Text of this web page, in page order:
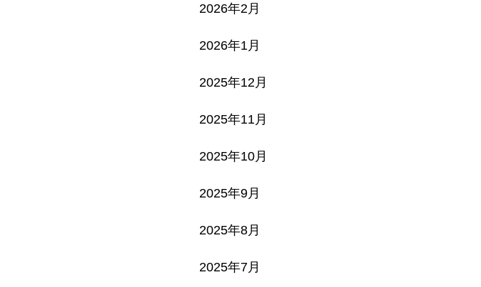
2026年2月
2026年1月
2025年12月
2025年11月
2025年10月
2025年9月
2025年8月
2025年7月